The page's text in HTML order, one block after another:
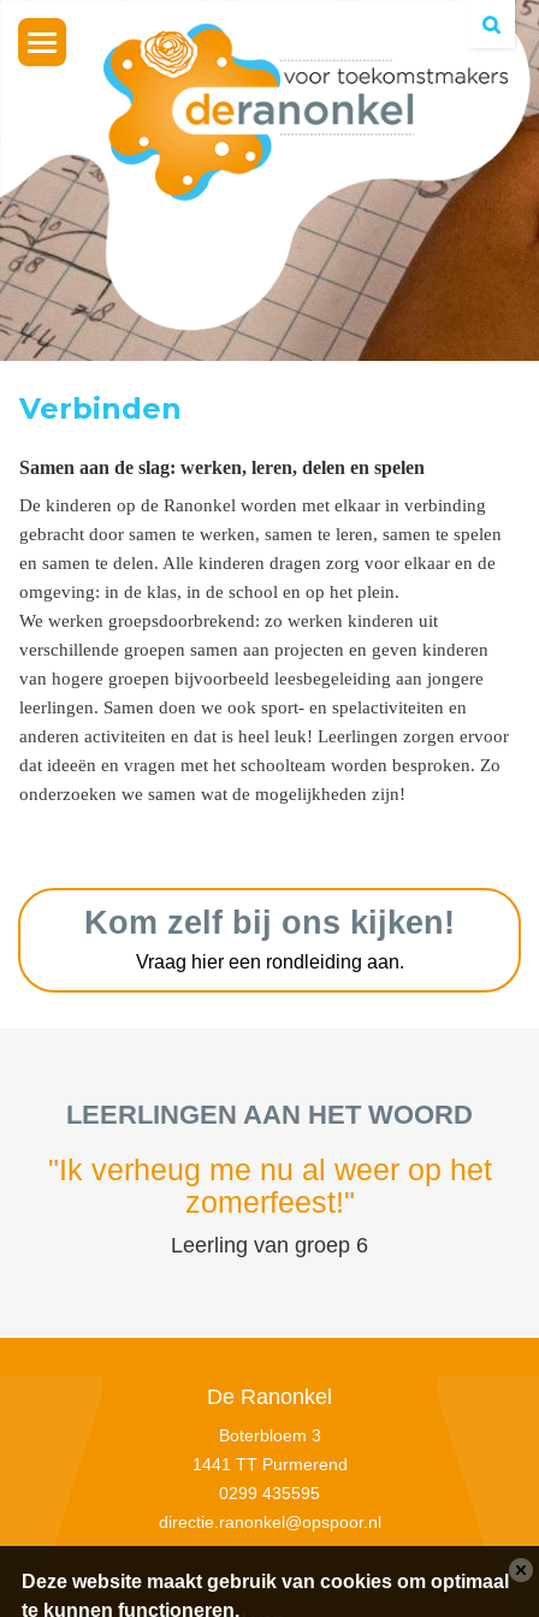
Toggle
navigation
Verbinden
Samen aan de slag: werken, leren, delen en spelen
De kinderen op de Ranonkel worden met elkaar in verbinding
gebracht door samen te werken, samen te leren, samen te spelen
en samen te delen. Alle kinderen dragen zorg voor elkaar en de
omgeving: in de klas, in de school en op het plein.
We werken groepsdoorbrekend: zo werken kinderen uit
verschillende groepen samen aan projecten en geven kinderen
van hogere groepen bijvoorbeeld leesbegeleiding aan jongere
leerlingen. Samen doen we ook sport- en spelactiviteiten en
anderen activiteiten en dat is heel leuk! Leerlingen zorgen ervoor
dat ideeën en vragen met het schoolteam worden besproken. Zo
onderzoeken we samen wat de mogelijkheden zijn!
Kom zelf bij ons kijken!
Vraag hier een rondleiding aan.
LEERLINGEN AAN HET WOORD
"Ik verheug me nu al weer op het
zomerfeest!"
Leerling van groep 6
De Ranonkel
Boterbloem 3
1441 TT Purmerend
0299 435595
directie.ranonkel@opspoor.nl
Deze website maakt gebruik van cookies om optimaal
te kunnen functioneren.